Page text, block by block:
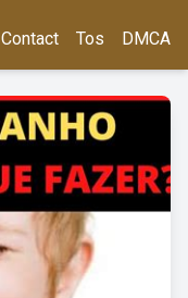
Contact Tos DMCA